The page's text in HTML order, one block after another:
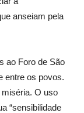
anseiam pela
Foro de São
entre os povos.
O uso
“sensibilidade